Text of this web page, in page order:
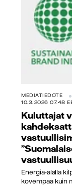
MEDIATIEDOTE
10.3.2026 07.48
Kuluttajat
Energia-alalla
kovempaa kuin